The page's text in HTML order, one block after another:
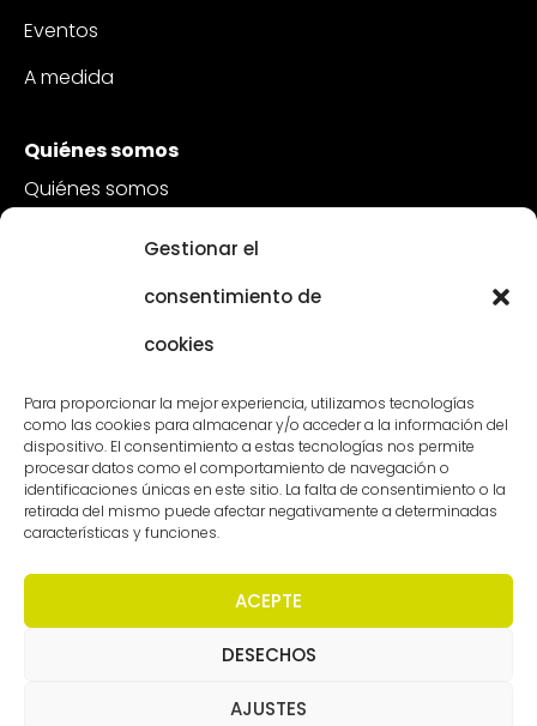
Gestionar el
consentimiento de
cookies
Para proporcionar la mejor experiencia, utilizamos tecnologías
como las cookies para almacenar y/o acceder a la información del
dispositivo. El consentimiento a estas tecnologías nos permite
procesar datos como el comportamiento de navegación o
identificaciones únicas en este sitio. La falta de consentimiento o la
retirada del mismo puede afectar negativamente a determinadas
características y funciones.
ACEPTE
DESECHOS
AJUSTES
Eventos
A medida
Quiénes somos
Quiénes somos
Sostenibilidad
Derechos de autor - Worldmeetings |
confidencialidad